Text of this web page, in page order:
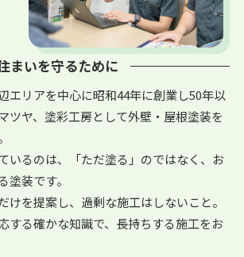
まいを守るために
エリアを中心に昭和44年に創業し50年以
ツヤ、塗彩工房として外壁・屋根塗装を
いるのは、「ただ塗る」のではなく、お
塗装です。
けを提案し、過剰な施工はしないこと。
する確かな知識で、長持ちする施工をお